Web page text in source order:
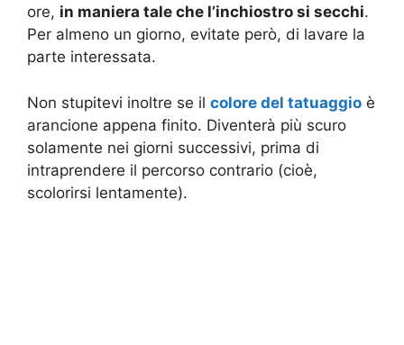
ore, in maniera tale che l’inchiostro si secchi.
Per almeno un giorno, evitate però, di lavare la
parte interessata.
Non stupitevi inoltre se il colore del tatuaggio è
arancione appena finito. Diventerà più scuro
solamente nei giorni successivi, prima di
intraprendere il percorso contrario (cioè,
scolorirsi lentamente).